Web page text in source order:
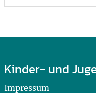
Kinder- und
Impressum